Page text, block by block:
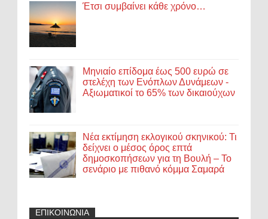
Έτσι συμβαίνει κάθε χρόνο…
Μηνιαίο επίδομα έως 500 ευρώ σε
στελέχη των Ενόπλων Δυνάμεων -
Αξιωματικοί το 65% των δικαιούχων
Νέα εκτίμηση εκλογικού σκηνικού: Τι
δείχνει ο μέσος όρος επτά
δημοσκοπήσεων για τη Βουλή – Το
σενάριο με πιθανό κόμμα Σαμαρά
ΕΠΙΚΟΙΝΩΝΙΑ